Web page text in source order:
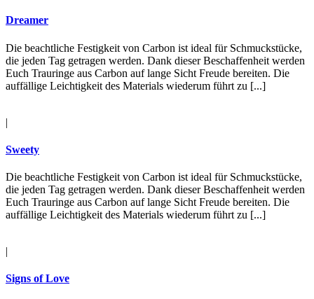
Dreamer
Die beachtliche Festigkeit von Carbon ist ideal für Schmuckstücke,
die jeden Tag getragen werden. Dank dieser Beschaffenheit werden
Euch Trauringe aus Carbon auf lange Sicht Freude bereiten. Die
auffällige Leichtigkeit des Materials wiederum führt zu [...]
|
Sweety
Die beachtliche Festigkeit von Carbon ist ideal für Schmuckstücke,
die jeden Tag getragen werden. Dank dieser Beschaffenheit werden
Euch Trauringe aus Carbon auf lange Sicht Freude bereiten. Die
auffällige Leichtigkeit des Materials wiederum führt zu [...]
|
Signs of Love